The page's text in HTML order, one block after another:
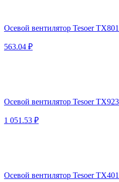
Осевой вентилятор Tesoer
563.04 ₽
Осевой вентилятор Tesoer
1 051.53 ₽
Осевой вентилятор Tesoer